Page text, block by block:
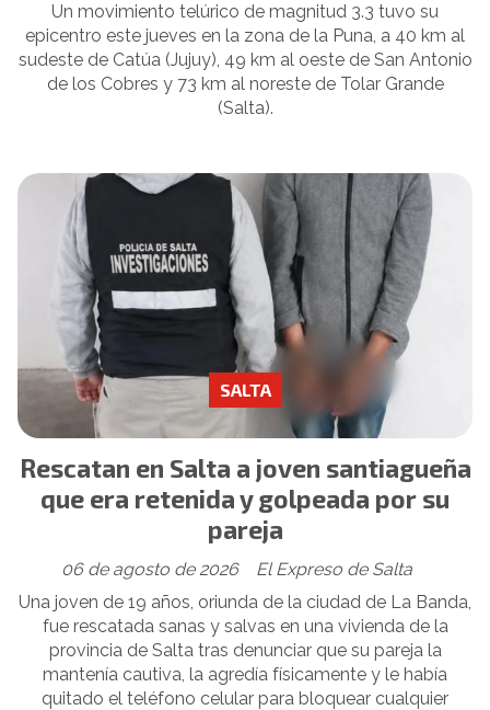
Un movimiento telúrico de magnitud 3.3 tuvo su
epicentro este jueves en la zona de la Puna, a 40 km al
sudeste de Catúa (Jujuy), 49 km al oeste de San Antonio
de los Cobres y 73 km al noreste de Tolar Grande
(Salta).
Rescatan en Salta a joven santiagueña
que era retenida y golpeada por su
pareja
El Expreso de Salta
SALTA
06 de agosto de 2026
Una joven de 19 años, oriunda de la ciudad de La Banda,
fue rescatada sanas y salvas en una vivienda de la
provincia de Salta tras denunciar que su pareja la
mantenía cautiva, la agredía físicamente y le había
quitado el teléfono celular para bloquear cualquier